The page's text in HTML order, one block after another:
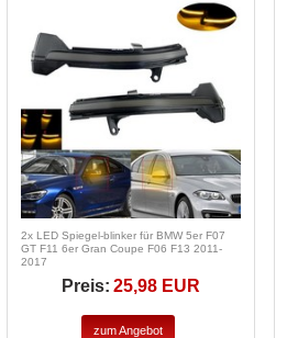
2x LED Spiegel-blinker für BMW 5er F07
GT F11 6er Gran Coupe F06 F13 2011-
2017
Preis: 25,98 EUR
zum Angebot